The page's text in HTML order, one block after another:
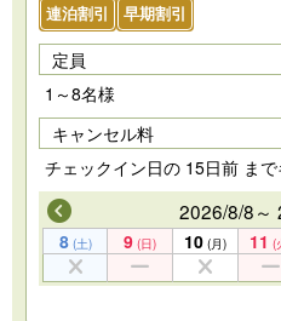
連泊割引 早期割引
定員
1～8名様
キャンセル料
チェックイン日の 15日前 ま
2026/8/8～
8 (土) 9 (日) 10 (月) 11 (